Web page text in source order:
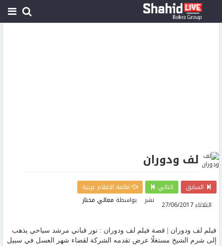
لف ودوران
السابق التالي
قائمة الافلام عربية
نشر
الثلاثاء 27/06/2017 بواسطة معالي مختار
فيلم لف ودوران | قصة فيلم لف ودوران : نور قباني مرشد سياحي يذهب
إلى شرم الشيخ مستغلًا عرض تقدمه الشركة لقضاء شهر العسل في سبيل